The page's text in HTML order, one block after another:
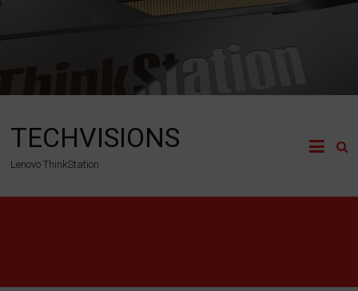
TECHVISIONS
Lenovo ThinkStation